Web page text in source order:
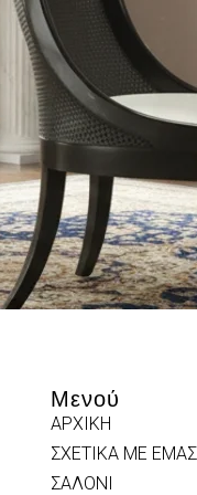
Μενού
ΑΡΧΙΚΗ
ΣΧΕΤΙΚΑ ΜΕ ΕΜΑΣ
ΣΑΛΟΝΙ